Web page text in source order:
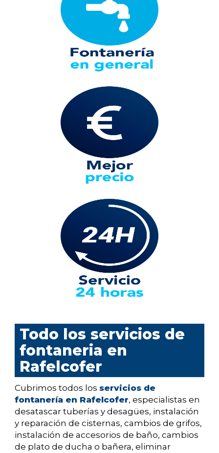
Todo los servicios de
fontaneria en
Rafelcofer
Cubrimos todos los servicios de
fontanería en Rafelcofer, especialistas en
desatascar tuberías y desagües, instalación
y reparación de cisternas, cambios de grifos,
instalación de accesorios de baño, cambios
de plato de ducha o bañera, eliminar